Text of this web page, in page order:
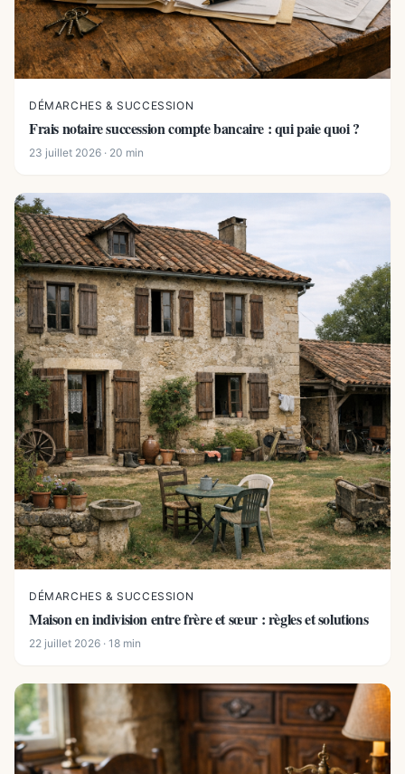
DÉMARCHES & SUCCESSION
Frais notaire succession compte bancaire : qui paie quoi ?
23 juillet 2026 · 20 min
DÉMARCHES & SUCCESSION
Maison en indivision entre frère et sœur : règles et solutions
22 juillet 2026 · 18 min